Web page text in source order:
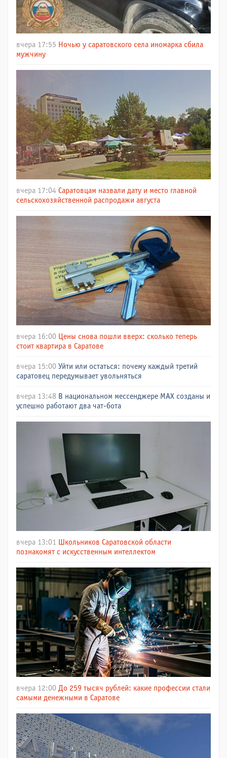
вчера 17:55 Ночью у саратовского села иномарка сбила
мужчину
вчера 17:04 Саратовцам назвали дату и место главной
сельскохозяйственной распродажи августа
вчера 16:00 Цены снова пошли вверх: сколько теперь
стоит квартира в Саратове
вчера 15:00 Уйти или остаться: почему каждый третий
саратовец передумывает увольняться
вчера 13:48 В национальном мессенджере МАХ созданы и
успешно работают два чат-бота
вчера 13:01 Школьников Саратовской области
познакомят с искусственным интеллектом
вчера 12:00 До 259 тысяч рублей: какие профессии стали
самыми денежными в Саратове